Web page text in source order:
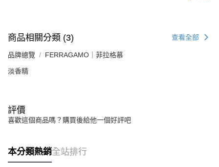
商品相關分類 (3) 查看全部
品牌總覽 FERRAGAMO｜菲拉格慕
淡香精
評價
喜歡這個商品嗎？購買後給他一個好評吧
本分類熱銷全站排行